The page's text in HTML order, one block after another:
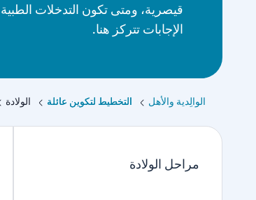
قيصرية، ومتى تكون التدخلات
الإجابات تتركز هنا.
الوالِدية والأهل التخطيط لتكوين عائلة الولادة
مراحل الولادة